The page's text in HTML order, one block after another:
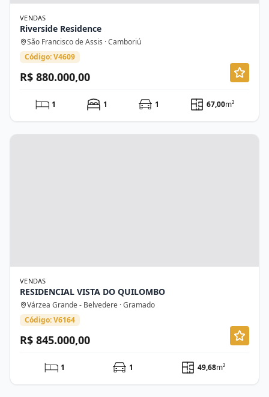
VENDAS
Riverside Residence
São Francisco de Assis · Camboriú
Código: V4609
R$ 880.000,00
1 1 1 67,00m²
VENDAS
RESIDENCIAL VISTA DO QUILOMBO
Várzea Grande - Belvedere · Gramado
Código: V6164
R$ 845.000,00
1 1 49,68m²